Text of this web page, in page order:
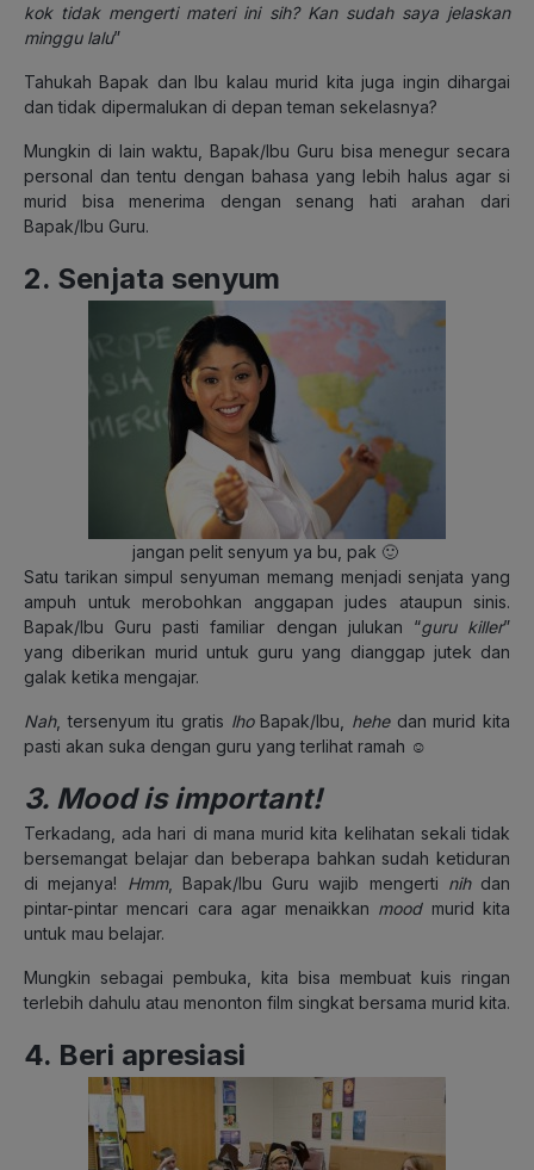
kok tidak mengerti materi ini sih? Kan sudah saya jelaskan
minggu lalu”
Tahukah Bapak dan Ibu kalau murid kita juga ingin dihargai
dan tidak dipermalukan di depan teman sekelasnya?
Mungkin di lain waktu, Bapak/Ibu Guru bisa menegur secara
personal dan tentu dengan bahasa yang lebih halus agar si
murid bisa menerima dengan senang hati arahan dari
Bapak/Ibu Guru.
2. Senjata senyum
jangan pelit senyum ya bu, pak 🙂
Satu tarikan simpul senyuman memang menjadi senjata yang
ampuh untuk merobohkan anggapan judes ataupun sinis.
Bapak/Ibu Guru pasti familiar dengan julukan “guru killer”
yang diberikan murid untuk guru yang dianggap jutek dan
galak ketika mengajar.
Nah, tersenyum itu gratis lhoBapak/Ibu, hehedan murid kita
pasti akan suka dengan guru yang terlihat ramah ☺
3. Mood is important!
Terkadang, ada hari di mana murid kita kelihatan sekali tidak
bersemangat belajar dan beberapa bahkan sudah ketiduran
di mejanya! Hmm, Bapak/Ibu Guru wajib mengerti nihdan
pintar-pintar mencari cara agar menaikkan moodmurid kita
untuk mau belajar.
Mungkin sebagai pembuka, kita bisa membuat kuis ringan
terlebih dahulu atau menonton film singkat bersama murid kita.
4. Beri apresiasi